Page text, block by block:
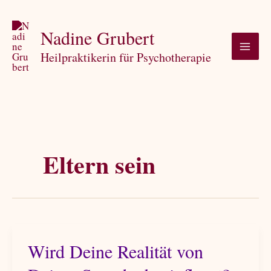
Inhalt
springen
Nadine Grubert
Heilpraktikerin für Psychotherapie
Eltern sein
Wird Deine Realität von